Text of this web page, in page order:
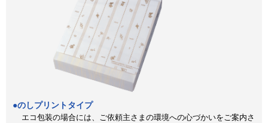
のしプリントタイプ
エコ包装の場合には、ご依頼主さまの環境への心づかいをご案内さ